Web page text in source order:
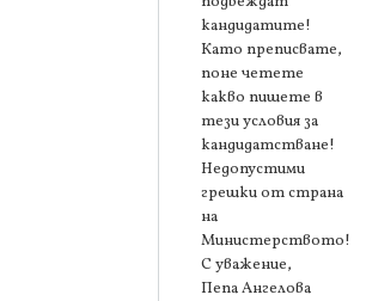
кандидатите!
Като преписвате,
поне четете
какво пишете в
тези условия за
кандидатстване!
Недопустими
грешки от страна
на
Министерството!
С уважение,
Пепа Ангелова